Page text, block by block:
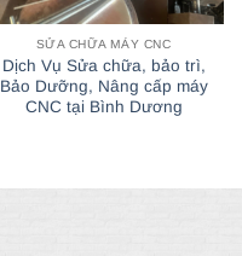
SỬA CHỮA MÁY CNC
Dịch Vụ Sửa chữa, bảo trì,
Bảo Dưỡng, Nâng cấp máy
CNC tại Bình Dương